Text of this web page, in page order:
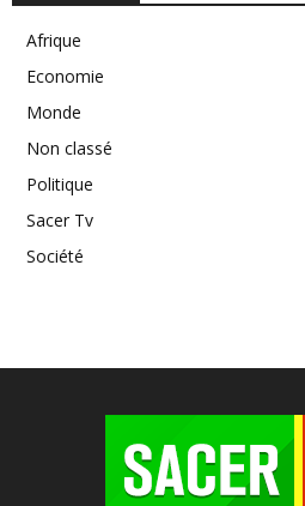
Afrique
Economie
Monde
Non classé
Politique
Sacer Tv
Société